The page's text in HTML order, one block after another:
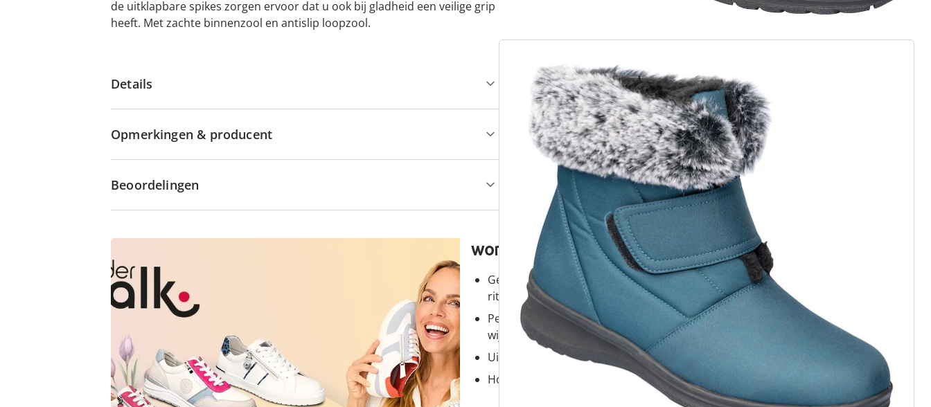
de uitklapbare spikes zorgen ervoor dat u ook bij gladheid een veilige grip
heeft. Met zachte binnenzool en antislip loopzool.
Details
Opmerkingen & producent
Beoordelingen
wonderwalk - lopen als op wolken
Gemakkelijke toegang dankzij elastiek, klittenband of
ritssluiting
Perfecte pasvorm, dankzij standaard en comfortabele
wijdtematen
Uitneembaar voetbed - ideaal voor inlegzolen
Hoogwaardige, lichtgewicht materialen & diverse designs